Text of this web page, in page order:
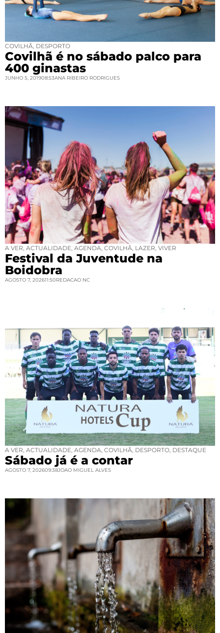
COVILHÃ DESPORTO
Covilhã é no sábado palco para
400 ginastas
JUNHO 5, 201908:53ANA RIBEIRO RODRIGUES
A VER ACTUALIDADE AGENDA COVILHÃ LAZER VIVER
Festival da Juventude na
Boidobra
AGOSTO 7, 202611:50REDACAO NC
A VER ACTUALIDADE AGENDA COVILHÃ DESPORTO DESTAQUE
Sábado já é a contar
AGOSTO 7, 202609:38JOAO MIGUEL ALVES